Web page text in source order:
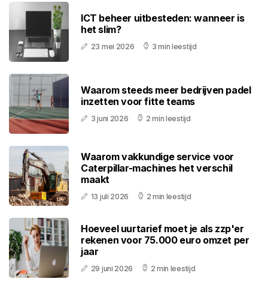
ICT beheer uitbesteden: wanneer is
het slim?
23 mei 2026 3 min leestijd
Waarom steeds meer bedrijven padel
inzetten voor fitte teams
3 juni 2026 2 min leestijd
Waarom vakkundige service voor
Caterpillar-machines het verschil
maakt
13 juli 2026 2 min leestijd
Hoeveel uurtarief moet je als zzp'er
rekenen voor 75.000 euro omzet per
jaar
29 juni 2026 2 min leestijd